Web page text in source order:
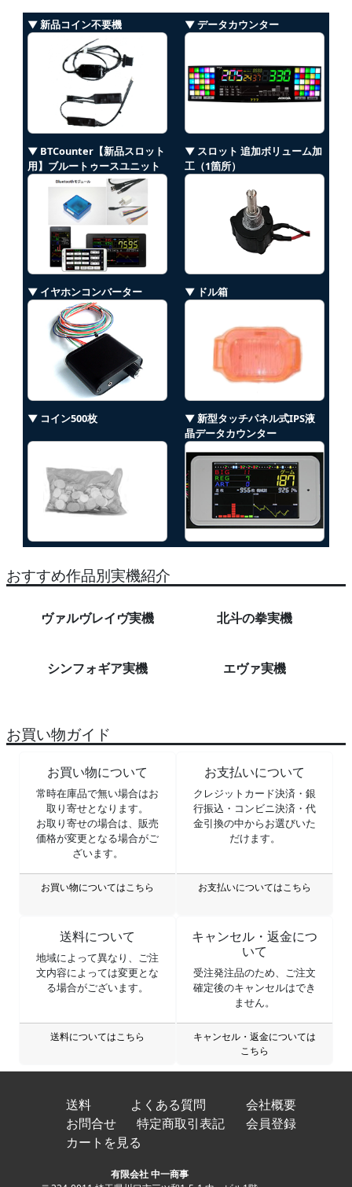
▼ 新品コイン不要機 ▼ データカウンター
▼ BTCounter【新品スロット
用】ブルートゥースユニット
▼ スロット 追加ボリューム加
工（1箇所）
▼ イヤホンコンバーター ▼ ドル箱
▼ コイン500枚
▼ 新型タッチパネル式IPS液
晶データカウンター
おすすめ作品別実機紹介
ヴァルヴレイヴ実機 北斗の拳実機
シンフォギア実機 エヴァ実機
お買い物ガイド
お買い物について
常時在庫品で無い場合はお
取り寄せとなります。
お取り寄せの場合は、販売
価格が変更となる場合がご
ざいます。
お買い物についてはこちら
お支払いについて
クレジットカード決済・銀
行振込・コンビニ決済・代
金引換の中からお選びいた
だけます。
お支払いについてはこちら
送料について
地域によって異なり、ご注
文内容によっては変更とな
る場合がございます。
送料についてはこちら
キャンセル・返金につ
いて
受注発注品のため、ご注文
確定後のキャンセルはでき
ません。
キャンセル・返金については
こちら
送料 よくある質問
会社概要
お問合せ
特定商取引表記
会員登録
カートを見る
有限会社 中一商事